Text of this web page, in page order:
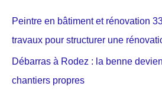
Peintre en bâtiment et rénovation
travaux pour structurer une
Débarras à Rodez : la benne
chantiers propres